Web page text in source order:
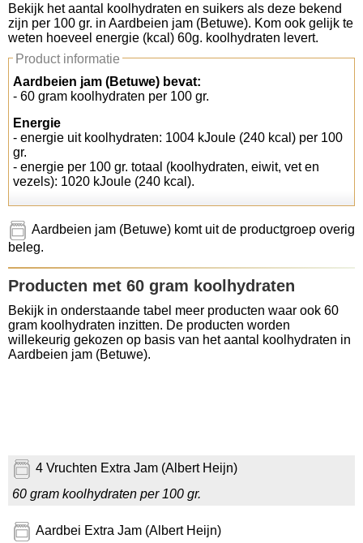
Koolhydraten tellen
Links
Bekijk het aantal koolhydraten en suikers als deze bekend
zijn per 100 gr. in Aardbeien jam (Betuwe). Kom ook gelijk te
weten hoeveel energie (kcal) 60g. koolhydraten levert.
Product informatie
Aardbeien jam (Betuwe) bevat:
- 60 gram koolhydraten per 100 gr.
Energie
- energie uit koolhydraten: 1004 kJoule (240 kcal) per 100
gr.
- energie per 100 gr. totaal (koolhydraten, eiwit, vet en
vezels): 1020 kJoule (240 kcal).
Aardbeien jam (Betuwe) komt uit de productgroep overig
beleg.
Producten met 60 gram koolhydraten
Bekijk in onderstaande tabel meer producten waar ook 60
gram koolhydraten inzitten. De producten worden
willekeurig gekozen op basis van het aantal koolhydraten in
Aardbeien jam (Betuwe).
4 Vruchten Extra Jam (Albert Heijn)
60 gram koolhydraten per 100 gr.
Aardbei Extra Jam (Albert Heijn)